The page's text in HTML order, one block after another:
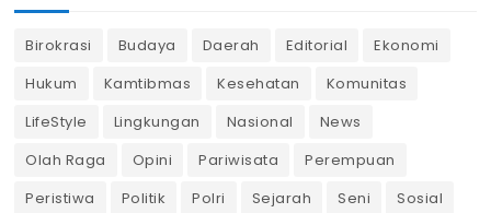
Birokrasi Budaya Daerah Editorial
Ekonomi
Hukum
Kamtibmas Kesehatan
Komunitas
LifeStyle
Lingkungan Nasional
News
Olah Raga
Opini Pariwisata
Perempuan
Peristiwa
Politik Polri Sejarah Seni
Sosial